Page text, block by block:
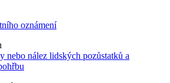
oznámení
nebo nález lidských pozůstatků a